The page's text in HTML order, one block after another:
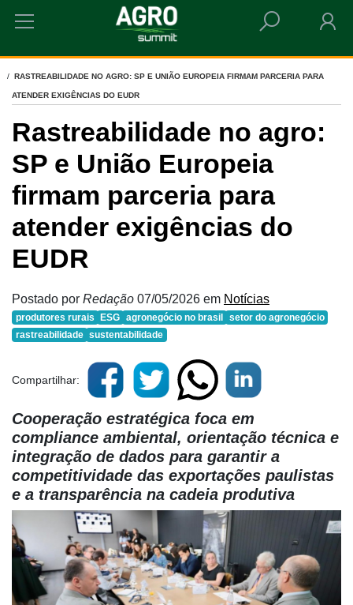
HOME
RASTREABILIDADE NO AGRO: SP E UNIÃO EUROPEIA FIRMAM PARCERIA PARA
ATENDER EXIGÊNCIAS DO EUDR
Rastreabilidade no agro:
SP e União Europeia
firmam parceria para
atender exigências do
EUDR
Postado por Redação 07/05/2026 em Notícias
produtores rurais ESG agronegócio no brasil
setor do agronegócio
rastreabilidade sustentabilidade
Compartilhar:
Cooperação estratégica foca em
compliance ambiental, orientação técnica e
integração de dados para garantir a
competitividade das exportações paulistas
e a transparência na cadeia produtiva